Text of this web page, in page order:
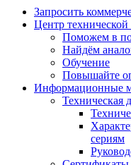
Запросить
Центр
Поможем в
Найдём
Обучение
Повышайте
Информационные
Техническая
сериям